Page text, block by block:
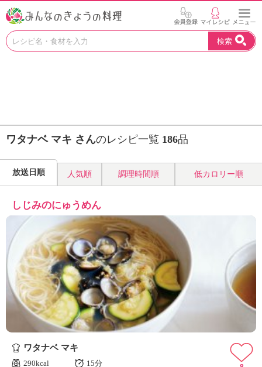
お
見
つ
よ
う
H
K
エ
デ
ュ
ケ
ー
シ
ョ
ナ
検索
ワタナベ マキ さんのレシピ一覧 186品
放送日順 人気順 調理時間順 低カロリー順
しじみのにゅうめん
ワタナベ マキ
290kcal
15分